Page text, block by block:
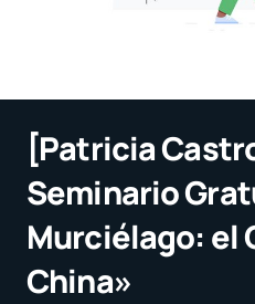
[Patricia
Seminario
Murciélago: el
China»